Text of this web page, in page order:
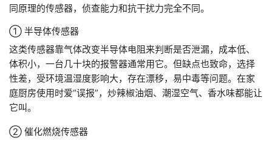
同原理的传感器，侦查能力和抗干扰力完全不同。
① 半导体传感器
这类传感器靠气体改变半导体电阻来判断是否泄漏，成本低、
体积小，一台几十块的报警器通常用它。但缺点也致命，选择
性差，受环境温湿度影响大，存在漂移，易中毒等问题。在家
庭厨房使用时爱“误报”，炒辣椒油烟、潮湿空气、香水味都能让
它叫。
② 催化燃烧传感器